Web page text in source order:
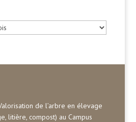
de l’arbre en élevage
litière, compost) au Campus